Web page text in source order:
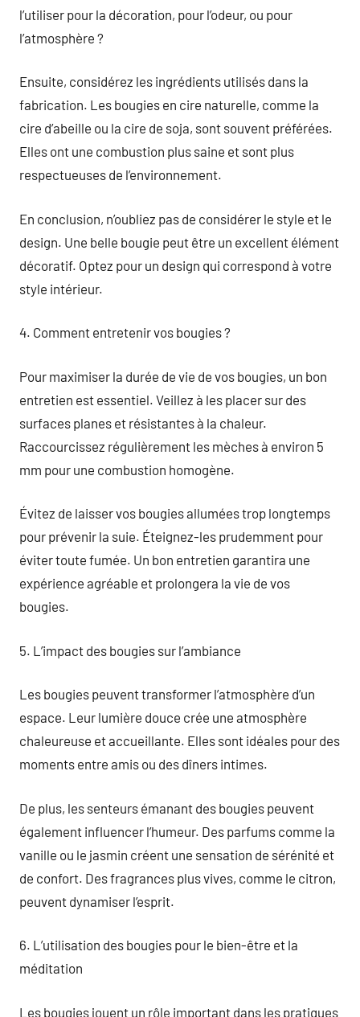
l’utiliser pour la décoration, pour l’odeur, ou pour
l’atmosphère ?
Ensuite, considérez les ingrédients utilisés dans la
fabrication. Les bougies en cire naturelle, comme la
cire d’abeille ou la cire de soja, sont souvent préférées.
Elles ont une combustion plus saine et sont plus
respectueuses de l’environnement.
En conclusion, n’oubliez pas de considérer le style et le
design. Une belle bougie peut être un excellent élément
décoratif. Optez pour un design qui correspond à votre
style intérieur.
4. Comment entretenir vos bougies ?
Pour maximiser la durée de vie de vos bougies, un bon
entretien est essentiel. Veillez à les placer sur des
surfaces planes et résistantes à la chaleur.
Raccourcissez régulièrement les mèches à environ 5
mm pour une combustion homogène.
Évitez de laisser vos bougies allumées trop longtemps
pour prévenir la suie. Éteignez-les prudemment pour
éviter toute fumée. Un bon entretien garantira une
expérience agréable et prolongera la vie de vos
bougies.
5. L’impact des bougies sur l’ambiance
Les bougies peuvent transformer l’atmosphère d’un
espace. Leur lumière douce crée une atmosphère
chaleureuse et accueillante. Elles sont idéales pour des
moments entre amis ou des dîners intimes.
De plus, les senteurs émanant des bougies peuvent
également influencer l’humeur. Des parfums comme la
vanille ou le jasmin créent une sensation de sérénité et
de confort. Des fragrances plus vives, comme le citron,
peuvent dynamiser l’esprit.
6. L’utilisation des bougies pour le bien-être et la
méditation
Les bougies jouent un rôle important dans les pratiques